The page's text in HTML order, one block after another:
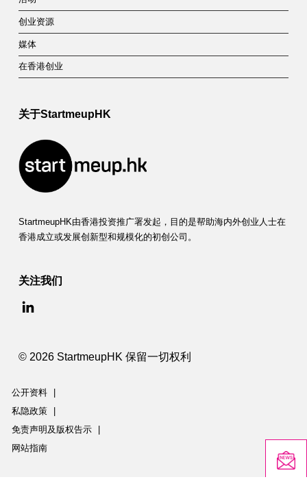
创业资源
媒体
在香港创业
关于StartmeupHK
StartmeupHK由香港投资推广署发起，目的是帮助海内外创业人士在
香港成立或发展创新型和规模化的初创公司。
关注我们
© 2026 StartmeupHK 保留一切权利
公开资料
私隐政策
免责声明及版权告示
网站指南